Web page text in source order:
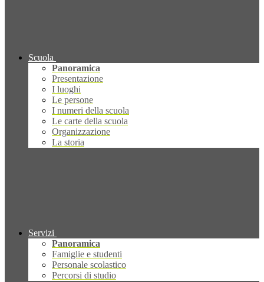
Scuola
Panoramica
Presentazione
I luoghi
Le persone
I numeri della scuola
Le carte della scuola
Organizzazione
La storia
Servizi
Panoramica
Famiglie e studenti
Personale scolastico
Percorsi di studio